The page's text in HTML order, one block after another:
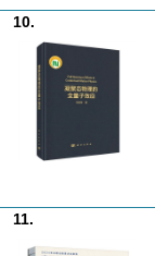
10.
11.